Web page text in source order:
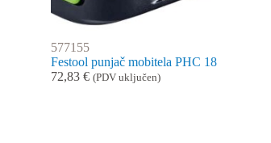
577155
Festool punjač mobitela PHC 18
72,83€ (PDV uključen)